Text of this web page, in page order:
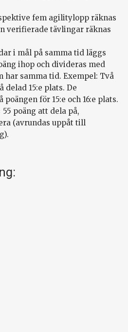
fem agilitylopp räknas
verifierade tävlingar räknas
i mål på samma tid läggs
ihop och divideras med
har samma tid. Exempel: Två
delad 15:e plats. De
poängen för 15:e och 16:e plats.
poäng att dela på,
(avrundas uppåt till